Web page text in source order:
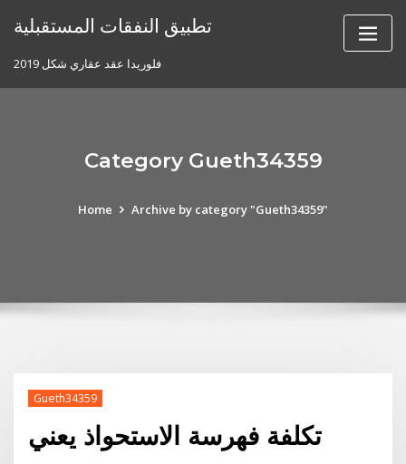
تطبيق النفقات المستقبلية
فلوريدا عقد عقاري شكل 2019
Category Gueth34359
Home Archive by category "Gueth34359"
Gueth34359
تكلفة فهرسة الاستحواذ يعني